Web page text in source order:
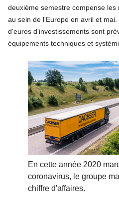
deuxième semestre compense
au sein de l'Europe en avril et
d'euros d'investissements sont
équipements techniques et
En cette année 2020
coronavirus, le groupe
chiffre d'affaires.